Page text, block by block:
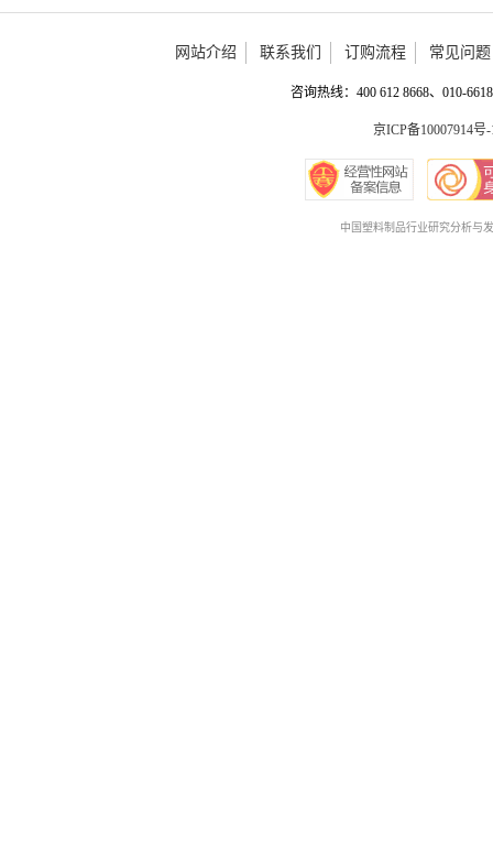
网站介绍 联系我们 订购流程 常见问题
咨询热线：400 612 8668、010-
京ICP备10007914号-
中国塑料制品行业研究分析与